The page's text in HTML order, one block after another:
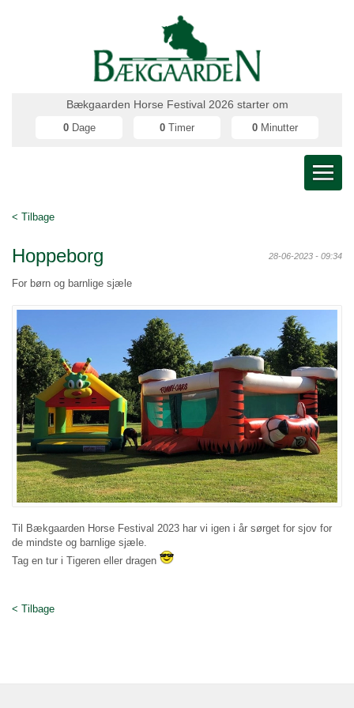
Bækgaarden Horse Festival 2026 starter om
0 Dage 0 Timer 0 Minutter
< Tilbage
Hoppeborg 28-06-2023 - 09:34
For børn og barnlige sjæle
Til Bækgaarden Horse Festival 2023 har vi igen i år sørget for sjov for
de mindste og barnlige sjæle.
Tag en tur i Tigeren eller dragen
< Tilbage